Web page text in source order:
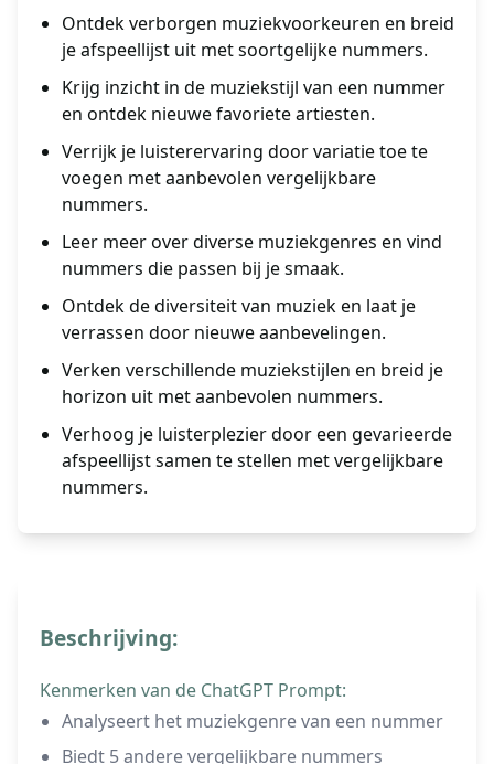
Ontdek verborgen muziekvoorkeuren en breid
je afspeellijst uit met soortgelijke nummers.
Krijg inzicht in de muziekstijl van een nummer
en ontdek nieuwe favoriete artiesten.
Verrijk je luisterervaring door variatie toe te
voegen met aanbevolen vergelijkbare
nummers.
Leer meer over diverse muziekgenres en vind
nummers die passen bij je smaak.
Ontdek de diversiteit van muziek en laat je
verrassen door nieuwe aanbevelingen.
Verken verschillende muziekstijlen en breid je
horizon uit met aanbevolen nummers.
Verhoog je luisterplezier door een gevarieerde
afspeellijst samen te stellen met vergelijkbare
nummers.
Beschrijving:
Kenmerken van de ChatGPT Prompt:
Analyseert het muziekgenre van een nummer
Biedt 5 andere vergelijkbare nummers